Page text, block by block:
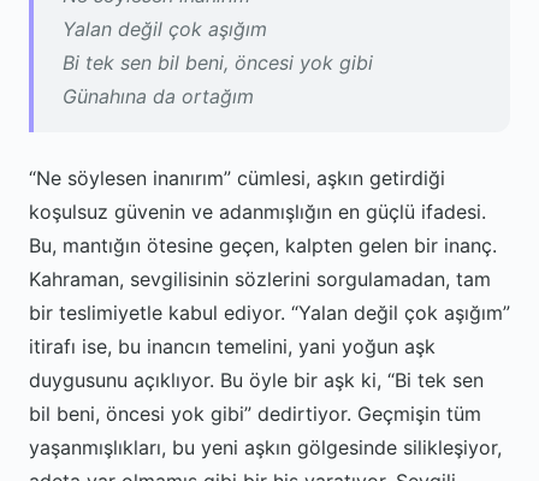
Yalan değil çok aşığım
Bi tek sen bil beni, öncesi yok gibi
Günahına da ortağım
“Ne söylesen inanırım” cümlesi, aşkın getirdiği
koşulsuz güvenin ve adanmışlığın en güçlü ifadesi.
Bu, mantığın ötesine geçen, kalpten gelen bir inanç.
Kahraman, sevgilisinin sözlerini sorgulamadan, tam
bir teslimiyetle kabul ediyor. “Yalan değil çok aşığım”
itirafı ise, bu inancın temelini, yani yoğun aşk
duygusunu açıklıyor. Bu öyle bir aşk ki, “Bi tek sen
bil beni, öncesi yok gibi” dedirtiyor. Geçmişin tüm
yaşanmışlıkları, bu yeni aşkın gölgesinde silikleşiyor,